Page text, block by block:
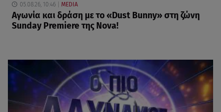
05.08.26, 10:46 MEDIA
Αγωνία και δράση με το «Dust Bunny» στη ζώνη
Sunday Premiere της Nova!